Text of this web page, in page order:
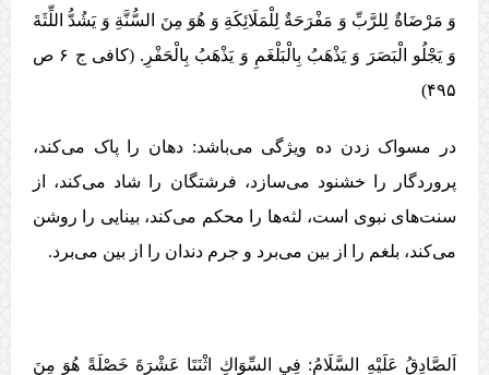
وَ مَرْضَاةٌ لِلرَّبِّ وَ مَفْرَحَةٌ لِلْمَلَائِكَةِ وَ هُوَ مِنَ السُّنَّةِ وَ يَشُدُّ اللِّثَةَ
وَ يَجْلُو الْبَصَرَ وَ يَذْهَبُ بِالْبَلْغَمِ وَ يَذْهَبُ بِالْحَفْرِ. (کافی ج ۶ ص
۴۹۵)
در مسواک زدن ده ویژگی می‌باشد: دهان را پاک می‌کند،
پروردگار را خشنود می‌سازد، فرشتگان را شاد می‌کند، از
سنت‌های نبوی است، لثه‌ها را محکم می‌کند، بینایی را روشن
می‌کند، بلغم را از بین می‌برد و جرم دندان را از بین می‌برد.
اَلصَّادِقُ عَلَيْهِ السَّلَامُ: فِي السِّوَاكِ اثْنَتَا عَشْرَةَ خَصْلَةً هُوَ مِنَ